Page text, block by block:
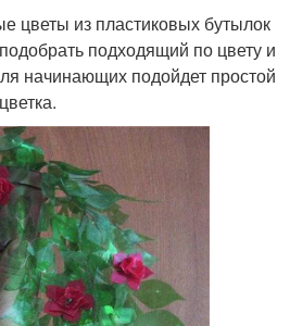
цветы из пластиковых бутылок
подходящий по цвету и
начинающих подойдет простой